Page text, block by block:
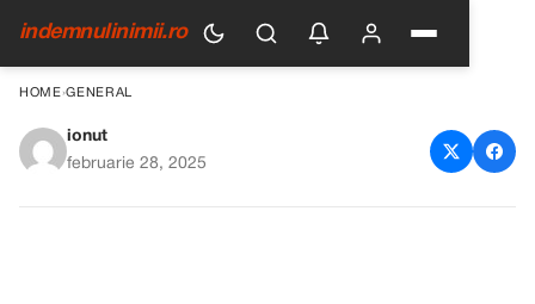
indemnulinimii.ro
HOME›GENERAL
Pățania Amuzantă a unui Tată
ionut
februarie 28, 2025